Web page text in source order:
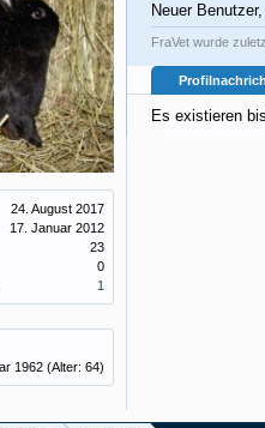
24. August 2017
17. Januar 2012
23
0
1
1962 (Alter: 64)
Neuer Benutzer
FraVet wurde
Es existieren